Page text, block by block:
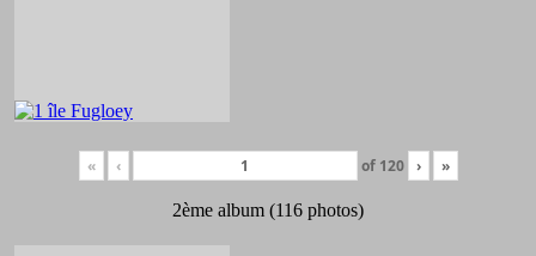
« ‹ of 120 › »
2ème album (116 photos)